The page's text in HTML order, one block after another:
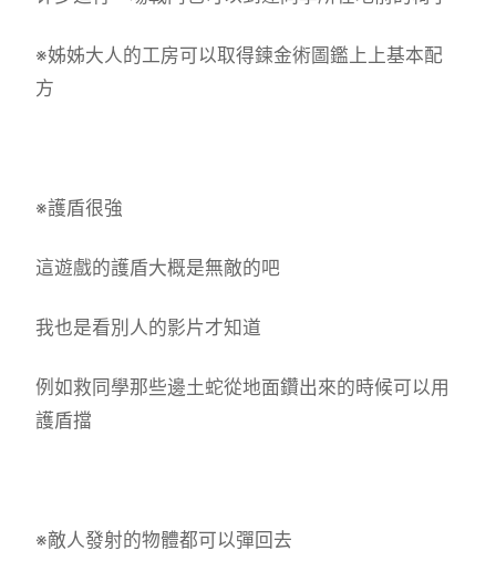
※姊姊大人的工房可以取得鍊金術圖鑑上上基本配
方
※護盾很強
這遊戲的護盾大概是無敵的吧
我也是看別人的影片才知道
例如救同學那些邊土蛇從地面鑽出來的時候可以用
護盾擋
※敵人發射的物體都可以彈回去